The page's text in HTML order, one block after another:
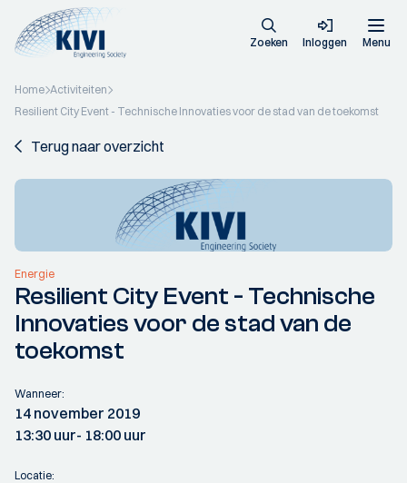
Zoeken Inloggen Menu
Home Activiteiten
Resilient City Event - Technische Innovaties voor de stad van de toekomst
Terug naar overzicht
Energie
Resilient City Event - Technische
Innovaties voor de stad van de
toekomst
Wanneer:
14 november 2019
13:30 uur- 18:00 uur
Locatie: